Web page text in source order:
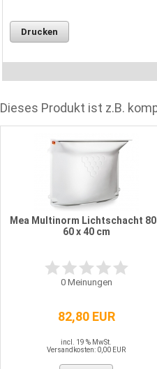
Drucken
Dieses Produkt ist z.B.
Mea Multinorm Lichtschacht 80
60 x 40 cm
0Meinungen
82,80 EUR
incl. 19 % MwSt.
Versandkosten: 0,00 EUR